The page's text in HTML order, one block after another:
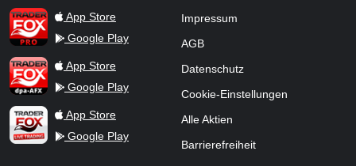
TraderFox ProApp Store
Google Play
TraderFox dpa-AFX ProFeed
App Store
Google Play
TraderFox Live Trading
App Store
Google Play
Impressum
AGB
Datenschutz
Cookie-Einstellungen
Alle Aktien
Barrierefreiheit